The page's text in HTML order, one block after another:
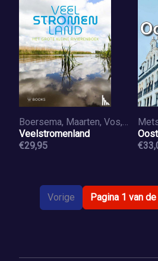
Boersema, Maarten, Vos, Klaas
Veelstromenland
€29,95
Vorige Pagina 1 van